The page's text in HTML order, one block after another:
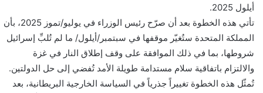
أيلول 2025.
تأتي هذه الخطوة بعد أن صرّح رئيس الوزراء في يوليو/تموز 2025، بأن
المملكة المتحدة ستُغيّر موقفها في سبتمبر/أيلول/ ما لم تُلبِّ إسرائيل
شروطها، بما في ذلك الموافقة على وقف إطلاق النار في غزة
والالتزام باتفاقية سلام مستدامة طويلة الأمد تُفضي إلى حل الدولتين.
تُمثّل هذه الخطوة تغييراً جذرياً في السياسة الخارجية البريطانية، بعد